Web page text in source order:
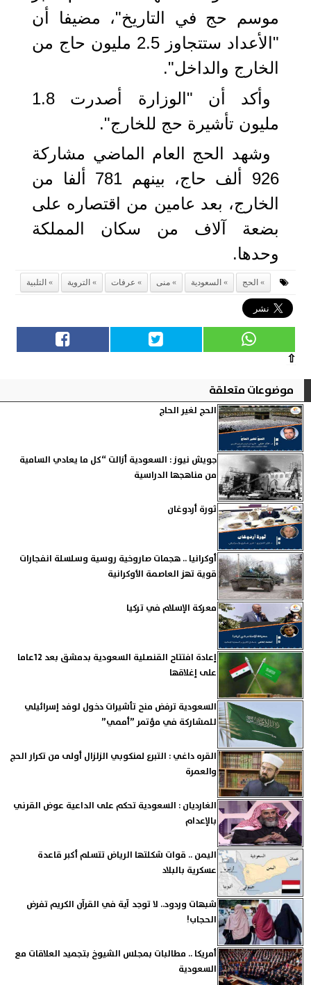
موسم حج في التاريخ"، مضيفا أن
"الأعداد ستتجاوز 2.5 مليون حاج من
الخارج والداخل".
وأكد أن "الوزارة أصدرت 1.8
مليون تأشيرة حج للخارج".
وشهد الحج العام الماضي مشاركة
926 ألف حاج، بينهم 781 ألفا من
الخارج، بعد عامين من اقتصاره على
بضعة آلاف من سكان المملكة
وحدها.
الحج السعودية منى عرفات التروية التلبية
⇧
موضوعات متعلقة
الحج لغير الحاج
جويش نيوز : السعودية أزالت “كل ما يعادي السامية
من مناهجها الدراسية
ثورة أردوغان
أوكرانيا .. هجمات صاروخية روسية وسلسلة انفجارات
قوية تهز العاصمة الأوكرانية
معركة الإسلام في تركيا
إعادة افتتاح القنصلية السعودية بدمشق بعد 12عاما
على إغلاقها
السعودية ترفض منح تأشيرات دخول لوفد إسرائيلي
للمشاركة في مؤتمر ”أممي”
القره داغي : التبرع لمنكوبي الزلزال أولى من تكرار الحج
والعمرة
الغارديان : السعودية تحكم على الداعية عوض القرني
بالإعدام
اليمن .. قوات شكلتها الرياض تتسلم أكبر قاعدة
عسكرية بالبلاد
شبهات وردود.. لا توجد آية في القرآن الكريم تفرض
الحجاب!
أمريكا .. مطالبات بمجلس الشيوخ بتجميد العلاقات مع
السعودية